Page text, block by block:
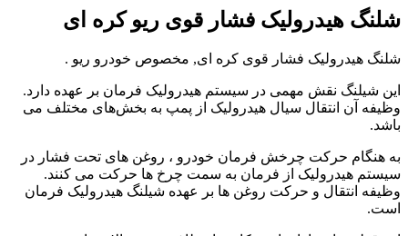
شلنگ هیدرولیک فشار قوی ریو کره ای
شلنگ هیدرولیک فشار قوی کره ای, مخصوص خودرو ریو .
این شیلنگ نقش مهمی در سیستم‌ هیدرولیک فرمان بر عهده دارد.
وظیفه آن انتقال سیال هیدرولیک از پمپ به بخش‌های مختلف می
باشد.
به هنگام حرکت چرخش فرمان خودرو ، روغن های تحت فشار در
سیستم هیدرولیک از فرمان به سمت چرخ ها حرکت می کنند.
وظیفه انتقال و حرکت روغن ها بر عهده شیلنگ هیدرولیک فرمان
است.